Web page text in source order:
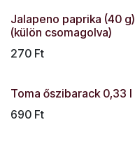
Jalapeno paprika (40 g)
(külön csomagolva)
270 Ft
Toma őszibarack 0,33 l
690 Ft